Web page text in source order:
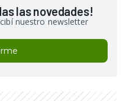
las novedades!
nuestro newsletter